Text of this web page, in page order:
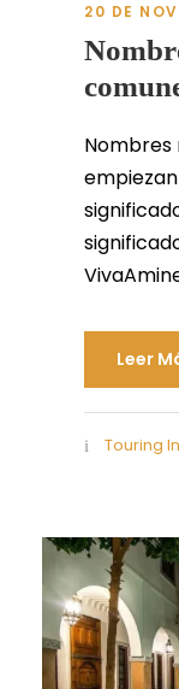
20 DE
Nombres
Leer
Touring